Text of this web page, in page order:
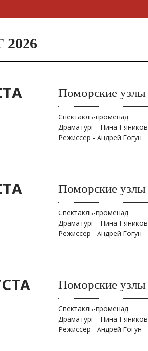
Поморские узлы
Спектакль-променад
Драматург - Нина
Режиссер - Андрей Гогун
Поморские узлы
Спектакль-променад
Драматург - Нина
Режиссер - Андрей Гогун
Поморские узлы
Спектакль-променад
Драматург - Нина
Режиссер - Андрей Гогун